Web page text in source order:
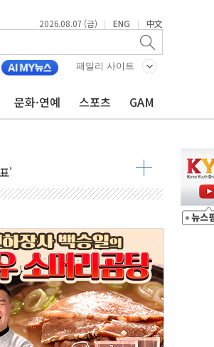
2026.08.07 (금) | ENG | 中文
패밀리 사이트
문화·연예 스포츠 GAM
무기 보유"
'긴장'
울질'
'
협상 없어"
바지 조율할 듯
7일
막을 권한 없어"
순이익 21% 증가" 전망
… 거짓 깃발 작전"